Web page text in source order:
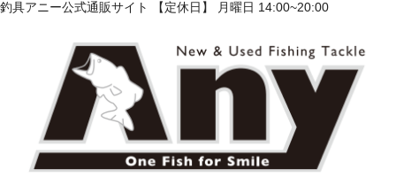
釣具アニー公式通販サイト 【定休日】 月曜日 14:00~20:00